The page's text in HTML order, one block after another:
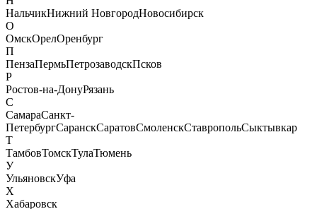
НальчикНижний НовгородНовосибирск
О
ОмскОрелОренбург
П
ПензаПермьПетрозаводскПсков
Р
Ростов-на-ДонуРязань
С
СамараСанкт-
ПетербургСаранскСаратовСмоленскСтавропольСыктывкар
Т
ТамбовТомскТулаТюмень
У
УльяновскУфа
Х
Хабаровск